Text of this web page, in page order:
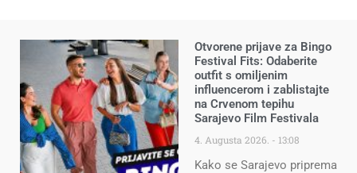
Otvorene prijave za Bingo
Festival Fits: Odaberite
outfit s omiljenim
influencerom i zablistajte
na Crvenom tepihu
Sarajevo Film Festivala
4. Augusta 2026. 13:08
Kako se Sarajevo priprema